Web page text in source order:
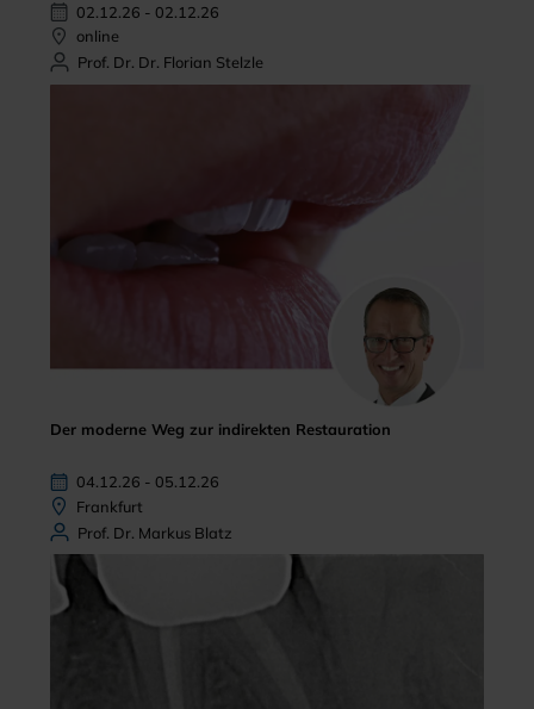
02.12.26 - 02.12.26
online
Prof. Dr. Dr. Florian Stelzle
Der moderne Weg zur indirekten Restauration
04.12.26 - 05.12.26
Frankfurt
Prof. Dr. Markus Blatz